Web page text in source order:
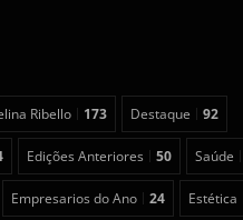
Ribello 173 Destaque 92
Edições Anteriores 50 Saúde
Empresarios do Ano 24 Estética